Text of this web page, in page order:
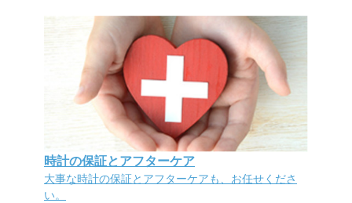
時計の保証とアフターケア
大事な時計の保証とアフターケアも、お任せくださ
い。